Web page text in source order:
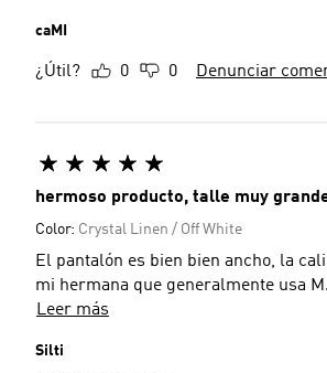
caMI
¿Útil? 0 0 Denunciar
hermoso producto, talle muy
Color: Crystal Linen / Off White
El pantalón es bien bien ancho, la
mi hermana que generalmente usa M.
Leer más
Silti